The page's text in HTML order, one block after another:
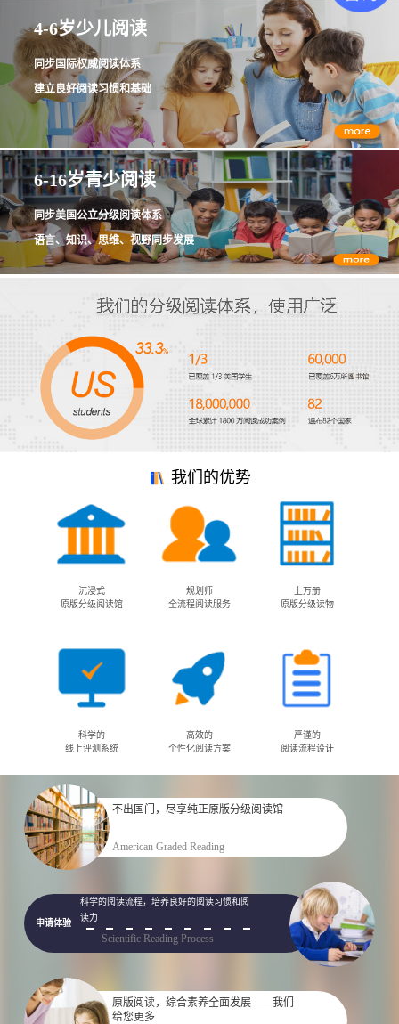
4-6岁少儿阅读
同步国际权威阅读体系
建立良好阅读习惯和基础
6-16岁青少阅读
同步美国公立分级阅读体系
语言、知识、思维、视野同步发展
我们的优势
沉浸式
原版分级阅读馆
规划师
全流程阅读服务
上万册
原版分级读物
科学的
线上评测系统
高效的
个性化阅读方案
严谨的
阅读流程设计
不出国门，尽享纯正原版分级阅读馆
American Graded Reading
科学的阅读流程，培养良好的阅读习惯和阅
读力
Scientific Reading Process
申请体验
原版阅读，综合素养全面发展——我们
给您更多